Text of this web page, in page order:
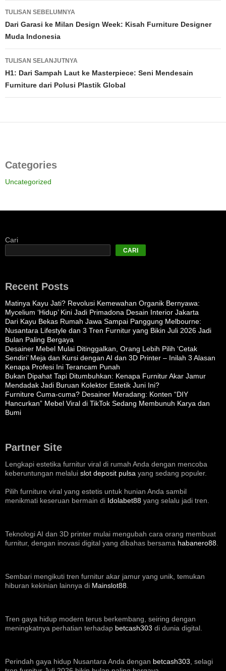
Navigasi
Tulisan
TULISAN SEBELUMNYA
Dari Garasi ke Milan Design Week: Kisah Furniture Designer
Muda Indonesia
TULISAN SELANJUTNYA
H1: Dari Sampah Laut ke Masterpiece: Seni Mendesain
Furniture dari Polusi Plastik Global
Categories
Uncategorized
Cari
CARI
Recent Posts
Matinya Kayu Jati? Revolusi Kemewahan Organik Bernyawa:
Mycelium ‘Hidup’ Kini Jadi Primadona Desain Interior Jakarta
Dari Kayu Bekas Rumah Jawa Sampai Panggung Melbourne:
Nusantara Lifestyle dan 3 Tren Furnitur yang Bikin Juli 2026 Jadi
Bulan Paling Bergaya
Desainer Mebel Mulai Ditinggalkan, Orang Lebih Pilih ‘Cetak
Sendiri’ Meja dan Kursi dengan AI dan 3D Printer – Inilah 3 Alasan
Kenapa Profesi Ini Terancam Punah
Bukan Dipahat Tapi Ditumbuhkan: Kenapa Furnitur Akar Jamur
Mendadak Jadi Buruan Kolektor Estetik Juni Ini?
Furniture Cuma-cuma? Desainer Meradang: Konten “DIY
Hancurkan” Mebel Viral di TikTok Sedang Membunuh Karya dan
Bumi
Partner Site
Lengkapi estetika furnitur viral di rumah Anda dengan mencoba
keberuntungan melalui slot deposit pulsa yang sedang populer.
Pilih furniture viral yang estetis untuk hunian Anda sambil
menikmati keseruan bermain di Idolabet88 yang selalu jadi tren.
Teknologi AI dan 3D printer mulai mengubah cara orang membuat
furnitur, dengan inovasi digital yang dibahas bersama habanero88
Sembari mengikuti tren furnitur akar jamur yang unik, temukan
hiburan kekinian lainnya di Mainslot88
Tren gaya hidup modern terus berkembang, seiring dengan
meningkatnya perhatian terhadap betcash303 di dunia digital.
Perindah gaya hidup Nusantara Anda dengan betcash303 , selagi